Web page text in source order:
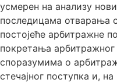
усмерен на анализу
последицама отварања
постојеће арбитражне
покретања арбитражног
споразумима о
стечајног поступка и,